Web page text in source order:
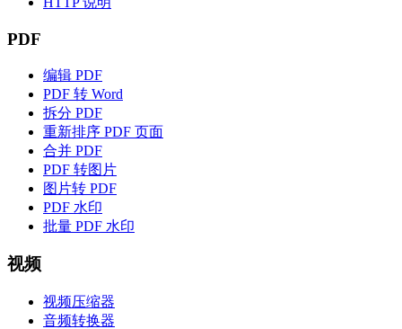
PDF
编辑 PDF
PDF 转 Word
拆分 PDF
重新排序 PDF 页面
合并 PDF
PDF 转图片
图片转 PDF
PDF 水印
批量 PDF 水印
视频
视频压缩器
音频转换器